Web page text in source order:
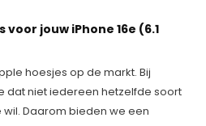
jouw iPhone 16e (6.1
hoesjes op de markt. Bij
dat niet iedereen hetzelfde soort
wil. Daarom bieden we een